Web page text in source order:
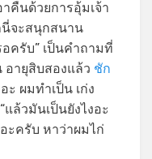
คืนด้วยการอุ้มเจ้า
นี่จะสนุกสนาน
อครับ” เป็นคำถามที่
อายุสิบสองแล้ว ชัก
ะ ผมทำเป็น เก่ง
ล้วมันเป็นยังไงอะ
ะครับ หาว่าผมไก่